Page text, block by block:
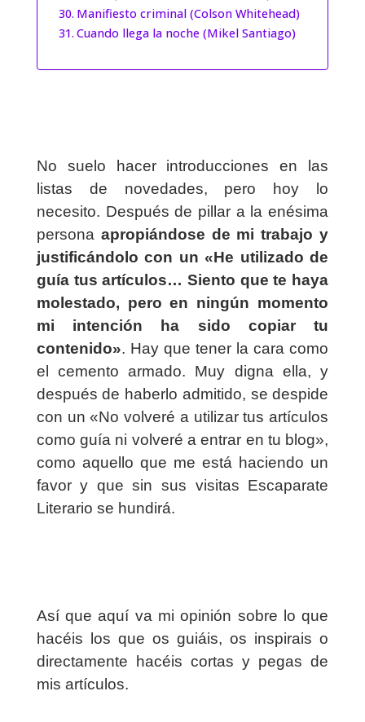
Manifiesto criminal (Colson Whitehead)
Cuando llega la noche (Mikel Santiago)
No suelo hacer introducciones en las
listas de novedades, pero hoy lo
necesito. Después de pillar a la enésima
persona apropiándose de mi trabajo y
justificándolo con un «He utilizado de
guía tus artículos… Siento que te haya
molestado, pero en ningún momento
mi intención ha sido copiar tu
contenido». Hay que tener la cara como
el cemento armado. Muy digna ella, y
después de haberlo admitido, se despide
con un «No volveré a utilizar tus artículos
como guía ni volveré a entrar en tu blog»,
como aquello que me está haciendo un
favor y que sin sus visitas Escaparate
Literario se hundirá.
Así que aquí va mi opinión sobre lo que
hacéis los que os guiáis, os inspirais o
directamente hacéis cortas y pegas de
mis artículos.